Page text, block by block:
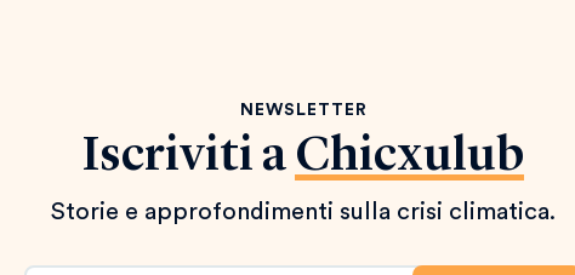
NEWSLETTER
Iscriviti a Chicxulub
Storie e approfondimenti sulla crisi climatica.